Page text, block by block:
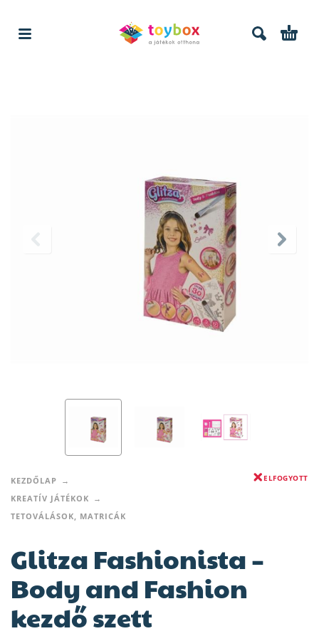
KEZDŐLAP
KREATÍV JÁTÉKOK
TETOVÁLÁSOK, MATRICÁK
ELFOGYOTT
Glitza Fashionista –
Body and Fashion
kezdő szett